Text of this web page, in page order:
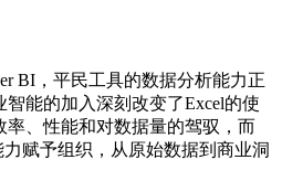
BI，平民工具的数据分析能力正
能的加入深刻改变了Excel的使
率、性能和对数据量的驾驭，而
赋予组织，从原始数据到商业洞